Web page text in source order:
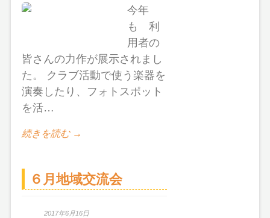
今年
も 利
用者の
皆さんの力作が展示されまし
た。 クラブ活動で使う楽器を
演奏したり、フォトスポット
を活…
続きを読む →
６月地域交流会
2017年6月16日